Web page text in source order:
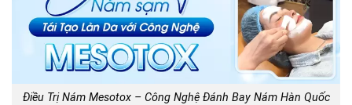
Điều Trị Nám Mesotox – Công Nghệ Đánh Bay Nám Hàn Quốc